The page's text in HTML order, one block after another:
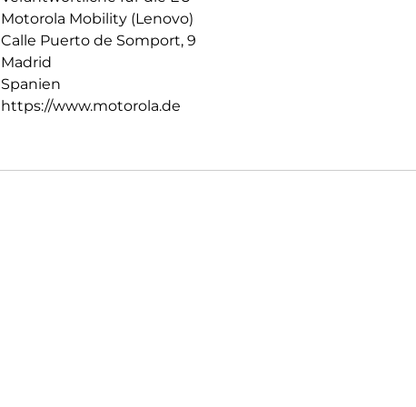
Motorola Mobility (Lenovo)
Calle Puerto de Somport, 9
Madrid
Spanien
https://www.motorola.de